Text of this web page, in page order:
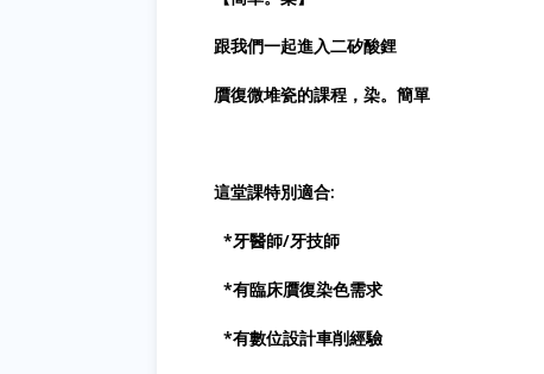
跟我們一起進入二矽酸鋰
贋復微堆瓷的課程，染。簡單
這堂課特別適合:
*牙醫師/牙技師
*有臨床贋復染色需求
*有數位設計車削經驗